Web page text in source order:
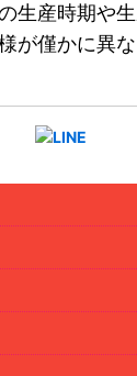
生産時期や
が僅かに異